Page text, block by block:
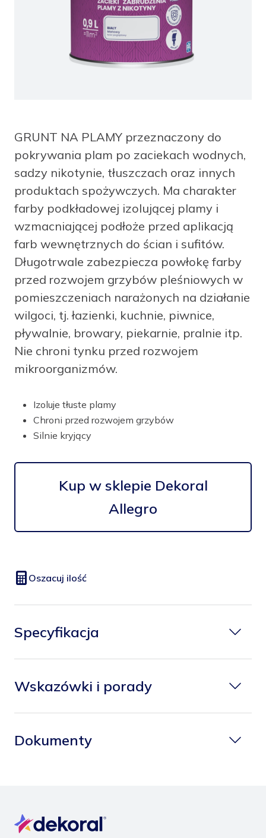
pinterestyoutube
GRUNT NA PLAMY przeznaczony do
pokrywania plam po zaciekach wodnych,
sadzy nikotynie, tłuszczach oraz innych
produktach spożywczych. Ma charakter
farby podkładowej izolującej plamy i
wzmacniającej podłoże przed aplikacją
farb wewnętrznych do ścian i sufitów.
Długotrwale zabezpiecza powłokę farby
przed rozwojem grzybów pleśniowych w
pomieszczeniach narażonych na działanie
wilgoci, tj. łazienki, kuchnie, piwnice,
pływalnie, browary, piekarnie, pralnie itp.
Nie chroni tynku przed rozwojem
mikroorganizmów.
Izoluje tłuste plamy
Chroni przed rozwojem grzybów
Silnie kryjący
Kup w sklepie Dekoral
Allegro
Oszacuj ilość
Specyfikacja
Wskazówki i porady
Dokumenty